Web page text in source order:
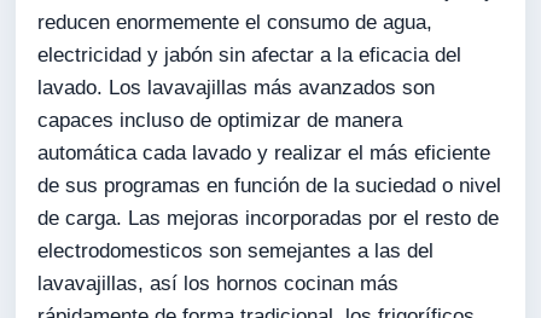
reducen enormemente el consumo de agua,
electricidad y jabón sin afectar a la eficacia del
lavado. Los lavavajillas más avanzados son
capaces incluso de optimizar de manera
automática cada lavado y realizar el más eficiente
de sus programas en función de la suciedad o nivel
de carga. Las mejoras incorporadas por el resto de
electrodomesticos son semejantes a las del
lavavajillas, así los hornos cocinan más